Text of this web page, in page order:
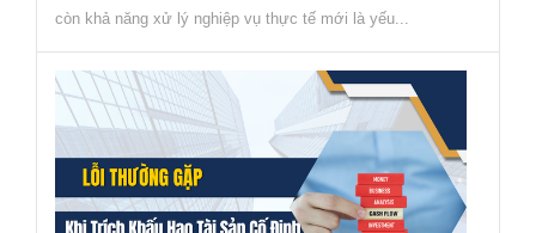
còn khả năng xử lý nghiệp vụ thực tế mới là yếu...